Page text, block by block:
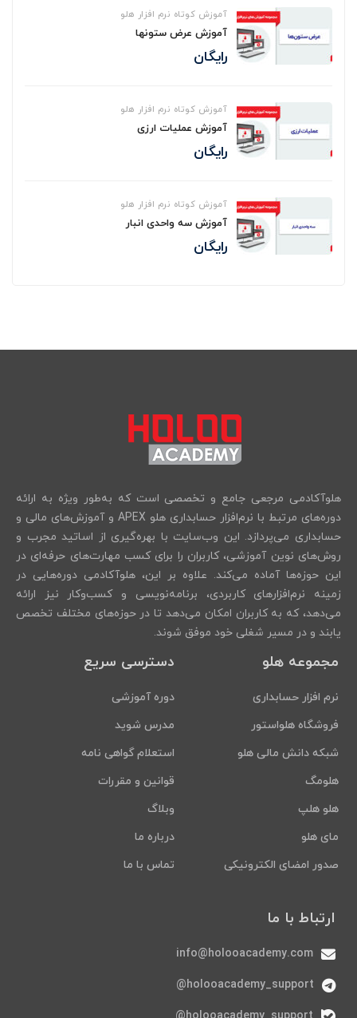
آموزش کوتاه نرم افزار هلو
آموزش عرض ستونها
رایگان
آموزش کوتاه نرم افزار هلو
آموزش عملیات ارزی
رایگان
آموزش کوتاه نرم افزار هلو
آموزش سه واحدی انبار
رایگان
هلوآکادمی مرجعی جامع و تخصصی است که به‌طور ویژه به ارائه
دوره‌های مرتبط با نرم‌افزار حسابداری هلو APEX و آموزش‌های مالی و
حسابداری می‌پردازد. این وب‌سایت با بهره‌گیری از اساتید مجرب و
روش‌های نوین آموزشی، کاربران را برای کسب مهارت‌های حرفه‌ای در
این حوزه‌ها آماده می‌کند. علاوه بر این، هلوآکادمی دوره‌هایی در
زمینه نرم‌افزارهای کاربردی، برنامه‌نویسی و کسب‌وکار نیز ارائه
می‌دهد، که به کاربران امکان می‌دهد تا در حوزه‌های مختلف تخصص
یابند و در مسیر شغلی خود موفق شوند.
مجموعه هلو
نرم افزار حسابداری
فروشگاه هلواستور
شبکه دانش مالی هلو
هلومگ
هلو هلپ
مای هلو
صدور امضای الکترونیکی
دسترسی سریع
دوره آموزشی
مدرس شوید
استعلام گواهی نامه
قوانین و مقررات
وبلاگ
درباره ما
تماس با ما
ارتباط با ما
info@holooacademy.com
holooacademy_support@